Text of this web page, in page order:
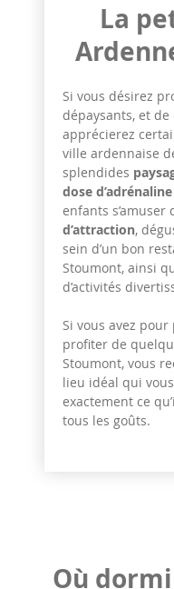
La
Si vous désirez
dépaysants, et
apprécierez
ville ardennaise
splendides
dose d’adrénaline
enfants
d’attraction,
sein d’un bon
Stoumont, ainsi
d’activités
Si vous avez
profiter de
Stoumont, vous
lieu idéal qui
exactement ce
tous les goûts.
Où